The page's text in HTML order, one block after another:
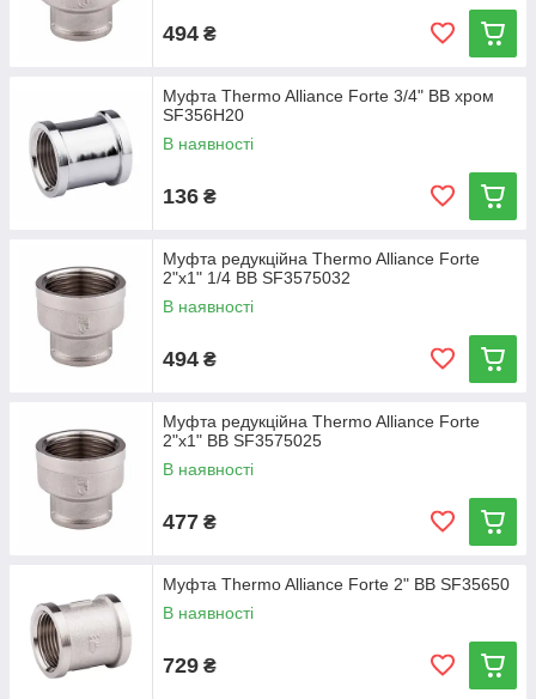
494 ₴
Муфта Thermo Alliance Forte 3/4" ВВ хром
SF356H20
В наявності
136 ₴
Муфта редукційна Thermo Alliance Forte
2"х1" 1/4 ВВ SF3575032
В наявності
494 ₴
Муфта редукційна Thermo Alliance Forte
2"х1" ВВ SF3575025
В наявності
477 ₴
Муфта Thermo Alliance Forte 2" ВВ SF35650
В наявності
729 ₴